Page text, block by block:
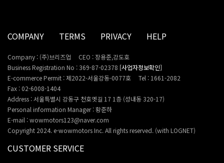
COMPANY TERMS PRIVACY HELP
Company : (주)브리즈업
CEO : 장용준,강도호
Business Registration No : 369-87-02378 [사업자정보확인]
E-commerce Permit : 제2022-서울강동-0077호
Tel : 1661-2082
Fax : 02-6008-1404
Address : 서울특별시 강동구 천호옛길 17 1층 (성내동 320-17)
Personal information Manager : 황준하
E-mail : wowmotors123@naver.com
Copyright 2024. e-wowmotors Inc. All rights reserved. (with LOGNET)
CUSTOMER SERVICE